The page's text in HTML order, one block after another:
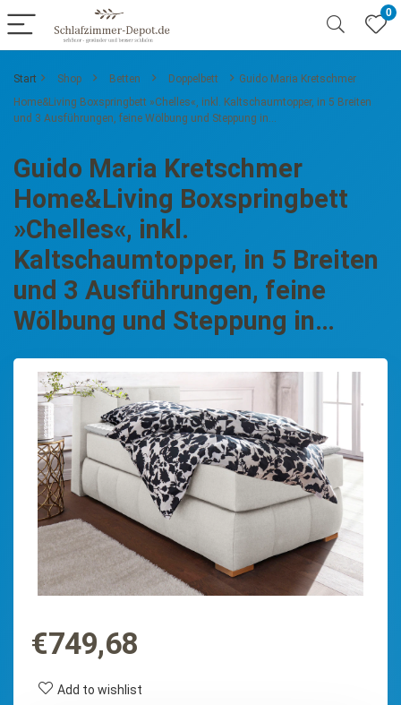
0
Start Shop Betten Doppelbett
Guido Maria Kretschmer
Home&Living Boxspringbett »Chelles«, inkl. Kaltschaumtopper, in 5 Breiten
und 3 Ausführungen, feine Wölbung und Steppung in…
Guido Maria Kretschmer
Home&Living Boxspringbett
»Chelles«, inkl.
Kaltschaumtopper, in 5 Breiten
und 3 Ausführungen, feine
Wölbung und Steppung in…
€749,68
Add to wishlist